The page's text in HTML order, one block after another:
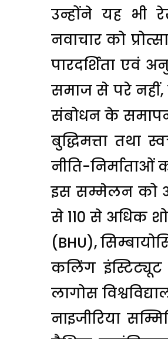
उन्होंने यह भी
नवाचार को
पारदर्शिता एवं
समाज से परे नहीं,
संबोधन के समापन
बुद्धिमत्ता तथा
नीति-
इस सम्मेलन को
से 110 से अधिक
(BHU),
कलिंग इंस्टिट्यूट
लागोस
नाइजीरिया